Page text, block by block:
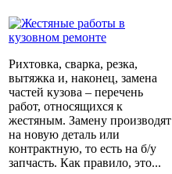
Рихтовка, сварка, резка,
вытяжка и, наконец, замена
частей кузова – перечень
работ, относящихся к
жестяным. Замену производят
на новую деталь или
контрактную, то есть на б/у
запчасть. Как правило, это...